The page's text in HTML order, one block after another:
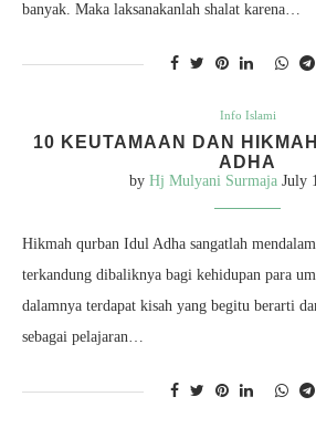
banyak. Maka laksanakanlah shalat karena…
Info Islami
10 KEUTAMAAN DAN
ADHA
by Hj Mulyani Surmaja July
Hikmah qurban Idul Adha sangatlah
terkandung dibaliknya bagi kehidupan para
dalamnya terdapat kisah yang begitu berarti
sebagai pelajaran…